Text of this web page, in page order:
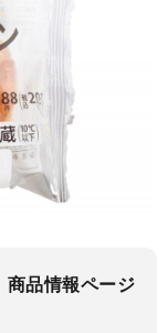
商品情報ページ